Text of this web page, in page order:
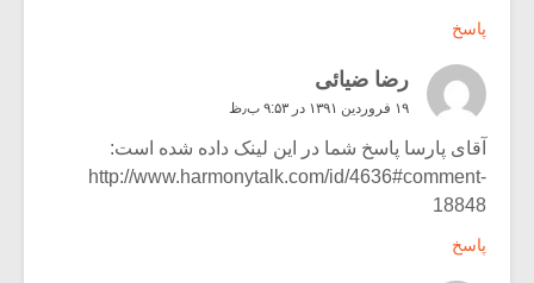
پاسخ
رضا ضیائی
۱۹ فروردین ۱۳۹۱ در ۹:۵۳ ب٫ظ
آقای پارسا پاسخ شما در این لینک داده شده است:
http://www.harmonytalk.com/id/4636#comment-
18848
پاسخ